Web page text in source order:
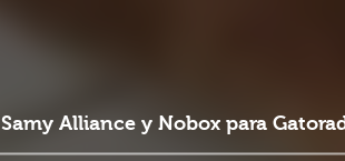
Samy Alliance y Nobox para